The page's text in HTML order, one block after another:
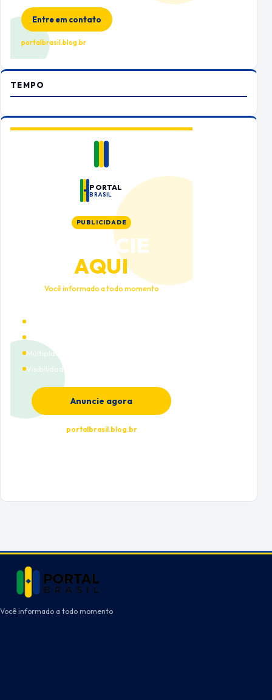
Entre em contato
portalbrasil.blog.br
TEMPO
PORTAL
BRASIL
PUBLICIDADE
ANUNCIE
AQUI
Você informado a todo momento
Múltiplas categorias
Visibilidade premium
Anuncie agora
portalbrasil.blog.br
Você informado a todo momento